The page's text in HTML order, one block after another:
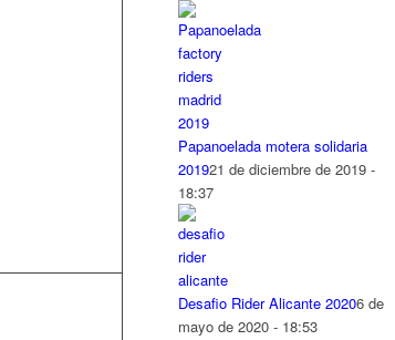
Papanoelada motera solidaria
201921 de diciembre de 2019 -
18:37
Desafio Rider Alicante 20206 de
mayo de 2020 - 18:53